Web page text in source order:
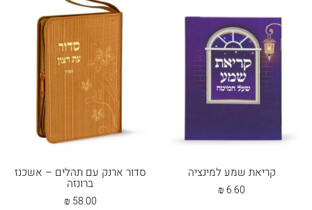
קריאת שמע למינציה
6.60
₪
סדור ארנק עם תהלים – אשכנז
ברונזה
58.00
₪